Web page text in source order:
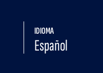
IDIOMA
Español